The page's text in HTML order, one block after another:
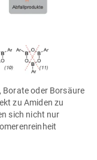
Borate oder Borsäure
zu Amiden zu
sich nicht nur